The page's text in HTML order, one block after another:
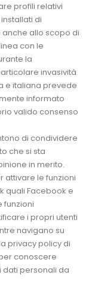
profili relativi
di
allo scopo di
con le
la
invasività
e italiana prevede
informato
valido consenso
di condividere
che si sta
in merito.
attivare le funzioni
quali Facebook e
funzioni
i propri utenti
navigano su
privacy policy di
conoscere
personali da